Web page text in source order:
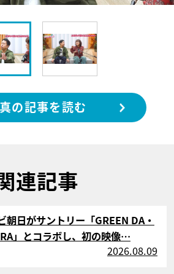
の記事を読む
連記事
朝日がサントリー「GREEN DA・
」とコラボし、初の映像…
2026.08.09